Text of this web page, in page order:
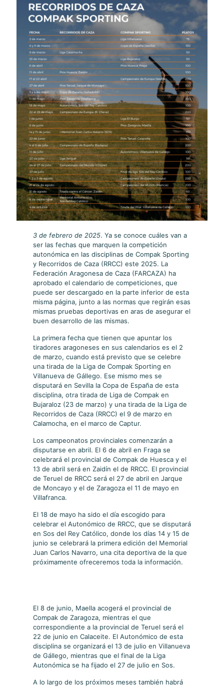
3 de febrero de 2025. Ya se conoce cuáles van a
ser las fechas que marquen la competición
autonómica en las disciplinas de Compak Sporting
y Recorridos de Caza (RRCC) este 2025. La
Federación Aragonesa de Caza (FARCAZA) ha
aprobado el calendario de competiciones, que
puede ser descargado en la parte inferior de esta
misma página, junto a las normas que regirán esas
mismas pruebas deportivas en aras de asegurar el
buen desarrollo de las mismas.
La primera fecha que tienen que apuntar los
tiradores aragoneses en sus calendarios es el 2
de marzo, cuando está previsto que se celebre
una tirada de la Liga de Compak Sporting en
Villanueva de Gállego. Ese mismo mes se
disputará en Sevilla la Copa de España de esta
disciplina, otra tirada de Liga de Compak en
Bujaraloz (23 de marzo) y una tirada de la Liga de
Recorridos de Caza (RRCC) el 9 de marzo en
Calamocha, en el marco de Captur.
Los campeonatos provinciales comenzarán a
disputarse en abril. El 6 de abril en Fraga se
celebrará el provincial de Compak de Huesca y el
13 de abril será en Zaidín el de RRCC. El provincial
de Teruel de RRCC será el 27 de abril en Jarque
de Moncayo y el de Zaragoza el 11 de mayo en
Villafranca.
El 18 de mayo ha sido el día escogido para
celebrar el Autonómico de RRCC, que se disputará
en Sos del Rey Católico, donde los días 14 y 15 de
junio se celebrará la primera edición del Memorial
Juan Carlos Navarro, una cita deportiva de la que
próximamente ofreceremos toda la información.
El 8 de junio, Maella acogerá el provincial de
Compak de Zaragoza, mientras el que
correspondiente a la provincial de Teruel será el
22 de junio en Calaceite. El Autonómico de esta
disciplina se organizará el 13 de julio en Villanueva
de Gállego, mientras que el final de la Liga
Autonómica se ha fijado el 27 de julio en Sos.
A lo largo de los próximos meses también habrá